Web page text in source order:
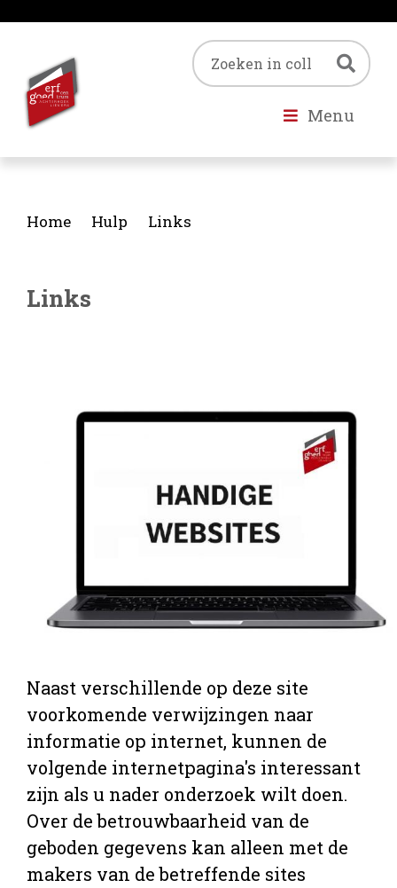
Trefwoord
Menu
Home Hulp Links
Links
Naast verschillende op deze site
voorkomende verwijzingen naar
informatie op internet, kunnen de
volgende internetpagina's interessant
zijn als u nader onderzoek wilt doen.
Over de betrouwbaarheid van de
geboden gegevens kan alleen met de
makers van de betreffende sites